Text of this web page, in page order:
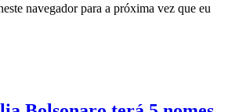
navegador para a próxima vez que eu